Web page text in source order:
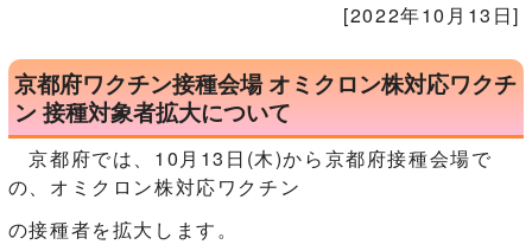
[2022年10月13日]
京都府ワクチン接種会場 オミクロン株対応ワクチ
ン 接種対象者拡大について
京都府では、10月13日(木)から京都府接種会場で
の、オミクロン株対応ワクチン
の接種者を拡大します。